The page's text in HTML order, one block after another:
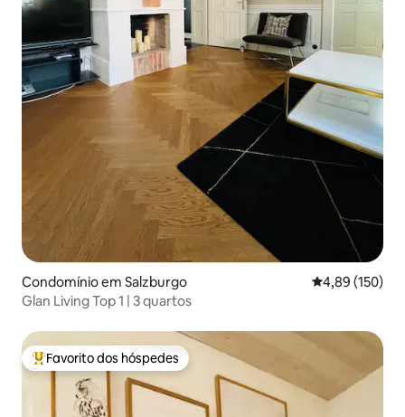
Condomínio em Salzburgo Classificação
4,89 (150)
Glan Living Top 1 | 3 quartos
Favoritos dos hóspedes mais apreciados
Favorito dos hóspedes